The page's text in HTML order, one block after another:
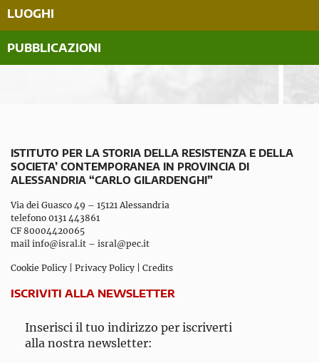
LUOGHI
PUBBLICAZIONI
ISTITUTO PER LA STORIA DELLA RESISTENZA E DELLA
SOCIETA’ CONTEMPORANEA IN PROVINCIA DI
ALESSANDRIA “CARLO GILARDENGHI”
Via dei Guasco 49 – 15121 Alessandria
telefono 0131 443861
CF 80004420065
mail info@isral.it – isral@pec.it
Cookie Policy Privacy Policy Credits
ISCRIVITI ALLA NEWSLETTER
Inserisci il tuo indirizzo per iscriverti
alla nostra newsletter: